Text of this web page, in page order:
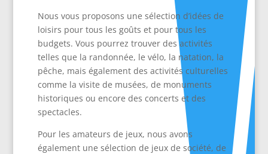
Nous vous proposons une sélection d’idées de
loisirs pour tous les goûts et pour tous les
budgets. Vous pourrez trouver des activités
telles que la randonnée, le vélo, la natation, la
pêche, mais également des activités culturelles
comme la visite de musées, de monuments
historiques ou encore des concerts et des
spectacles.
Pour les amateurs de jeux, nous avons
également une sélection de jeux de société, de